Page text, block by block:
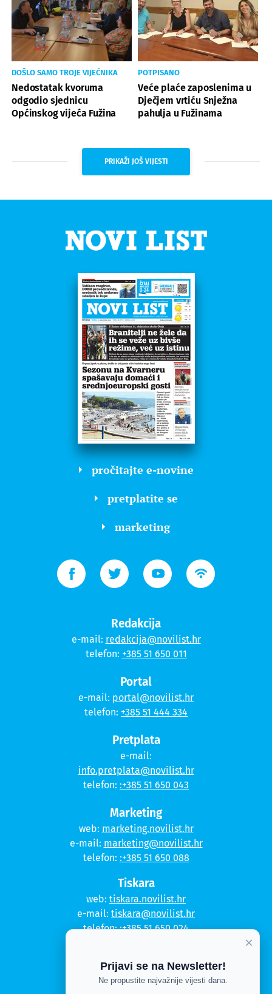
DOŠLO SAMO TROJE VIJEĆNIKA
Nedostatak kvoruma
odgodio sjednicu
Općinskog vijeća Fužina
POTPISANO
Veće plaće zaposlenima u
Dječjem vrtiću Snježna
pahulja u Fužinama
PRIKAŽI JOŠ VIJESTI
pročitajte e-novine
pretplatite se
marketing
Redakcija
e-mail: redakcija@novilist.hr
telefon: +385 51 650 011
Portal
e-mail: portal@novilist.hr
telefon: +385 51 444 334
Pretplata
e-mail:
info.pretplata@novilist.hr
telefon: :+385 51 650 043
Marketing
web: marketing.novilist.hr
e-mail: marketing@novilist.hr
telefon: :+385 51 650 088
Tiskara
web: tiskara.novilist.hr
e-mail: tiskara@novilist.hr
telefon::+385 51 650 024
Kontakt
×
Prijavi se na Newsletter!
Ne propustite najvažnije vijesti dana.